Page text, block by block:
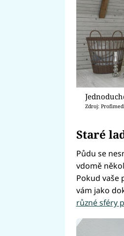
Zdroj:
Staré
Půdu se
vdomě
Pokud vaše
vám jako
různé sféry